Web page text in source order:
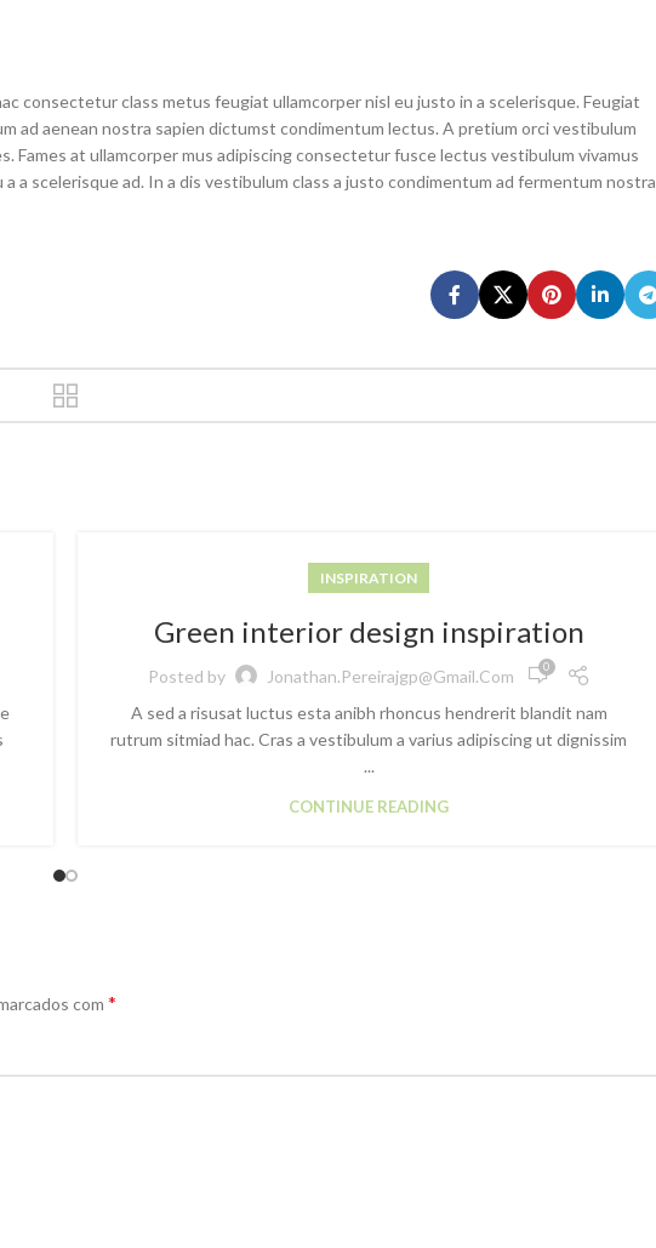
consectetur class metus feugiat ullamcorper nisl eu justo in a scelerisque. Feugiat
ad aenean nostra sapien dictumst condimentum lectus. A pretium orci vestibulum
Fames at ullamcorper mus adipiscing consectetur fusce lectus vestibulum vivamus
scelerisque ad. In a dis vestibulum class a justo condimentum ad fermentum nostra
INSPIRATION
Green interior design inspiration
Posted by Jonathan.pereirajgp@gmail.com 0
A sed a risusat luctus esta anibh rhoncus hendrerit blandit nam
rutrum sitmiad hac. Cras a vestibulum a varius adipiscing ut dignissim
...
CONTINUE READING
com *